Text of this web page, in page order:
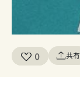
0 共有